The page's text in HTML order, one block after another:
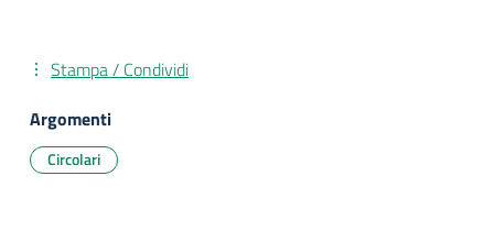
Stampa / Condividi
Argomenti
Circolari